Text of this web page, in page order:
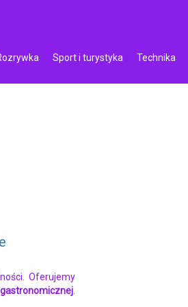
Sport i turystyka
Technika
Oferujemy